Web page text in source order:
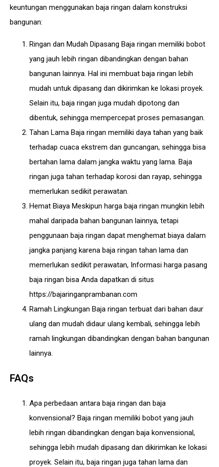
keuntungan menggunakan baja ringan dalam konstruksi
bangunan:
Ringan dan Mudah Dipasang Baja ringan memiliki bobot
yang jauh lebih ringan dibandingkan dengan bahan
bangunan lainnya. Hal ini membuat baja ringan lebih
mudah untuk dipasang dan dikirimkan ke lokasi proyek.
Selain itu, baja ringan juga mudah dipotong dan
dibentuk, sehingga mempercepat proses pemasangan.
Tahan Lama Baja ringan memiliki daya tahan yang baik
terhadap cuaca ekstrem dan guncangan, sehingga bisa
bertahan lama dalam jangka waktu yang lama. Baja
ringan juga tahan terhadap korosi dan rayap, sehingga
memerlukan sedikit perawatan.
Hemat Biaya Meskipun harga baja ringan mungkin lebih
mahal daripada bahan bangunan lainnya, tetapi
penggunaan baja ringan dapat menghemat biaya dalam
jangka panjang karena baja ringan tahan lama dan
memerlukan sedikit perawatan, Informasi harga pasang
baja ringan bisa Anda dapatkan di situs
https://bajaringanprambanan.com
Ramah Lingkungan Baja ringan terbuat dari bahan daur
ulang dan mudah didaur ulang kembali, sehingga lebih
ramah lingkungan dibandingkan dengan bahan bangunan
lainnya.
FAQs
Apa perbedaan antara baja ringan dan baja
konvensional? Baja ringan memiliki bobot yang jauh
lebih ringan dibandingkan dengan baja konvensional,
sehingga lebih mudah dipasang dan dikirimkan ke lokasi
proyek. Selain itu, baja ringan juga tahan lama dan